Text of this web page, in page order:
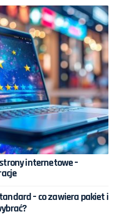
internetowe –
– co zawiera pakiet i